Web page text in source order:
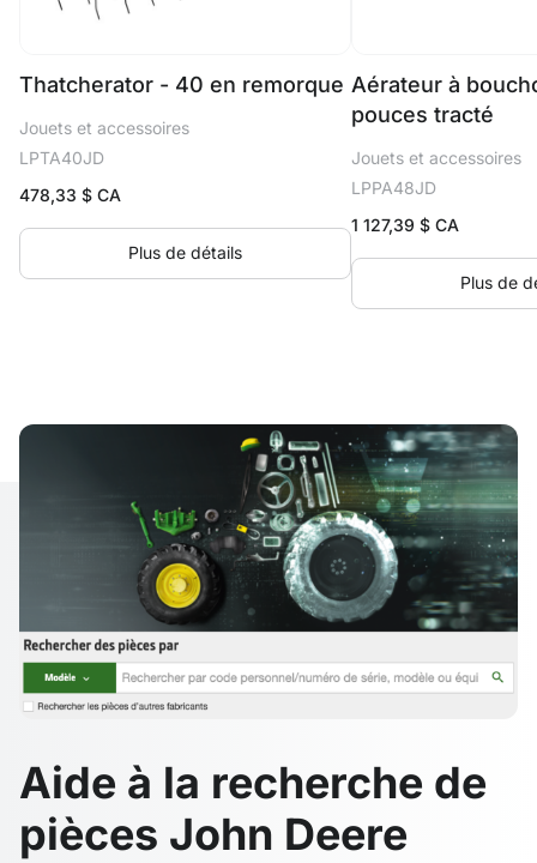
Thatcherator - 40 en remorque
Jouets et accessoires
LPTA40JD
478,33 $ CA
Plus de détails
Aérateur à
pouces tracté
Jouets et accessoires
LPPA48JD
1 127,39$ CA
Plus de
Aide à la recherche de
pièces John Deere